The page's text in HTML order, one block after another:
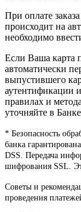
При оплате
происходит на
необходимо
Если Ваша карта
автоматически
выпустившего
аутентификации
правилах и
уточняйте в
* Безопасность
банка
DSS. Передача
шифрования SSL.
Советы и
проведения